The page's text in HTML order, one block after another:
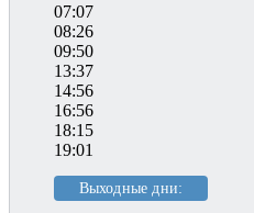
07:07
08:26
09:50
13:37
14:56
16:56
18:15
19:01
Выходные дни: